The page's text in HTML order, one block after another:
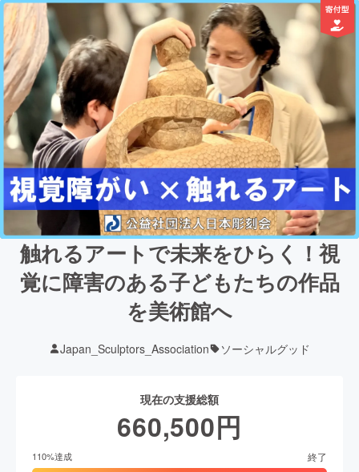
触れるアートで未来をひらく！視
覚に障害のある子どもたちの作品
を美術館へ
Japan_Sculptors_Association ソーシャルグッド
現在の支援総額
660,500円
110%達成 終了